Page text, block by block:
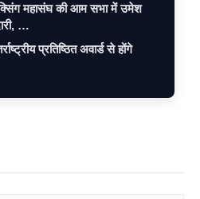
महासंघ की आम सभा में उमेश
…
प्रतिष्ठित अवार्ड से होंगे